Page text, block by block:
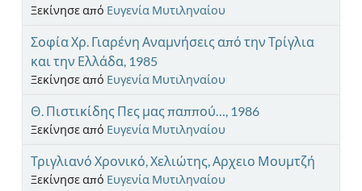
Ξεκίνησε από Ευγενία Μυτιληναίου
Σοφία Χρ. Γιαρένη Αναμνήσεις από την Τρίγλια
και την Ελλάδα, 1985
Ξεκίνησε από Ευγενία Μυτιληναίου
Θ. Πιστικίδης Πες μας παππού…, 1986
Ξεκίνησε από Ευγενία Μυτιληναίου
Τριγλιανό Χρονικό, Χελιώτης, Αρχειο Μουμτζή
Ξεκίνησε από Ευγενία Μυτιληναίου